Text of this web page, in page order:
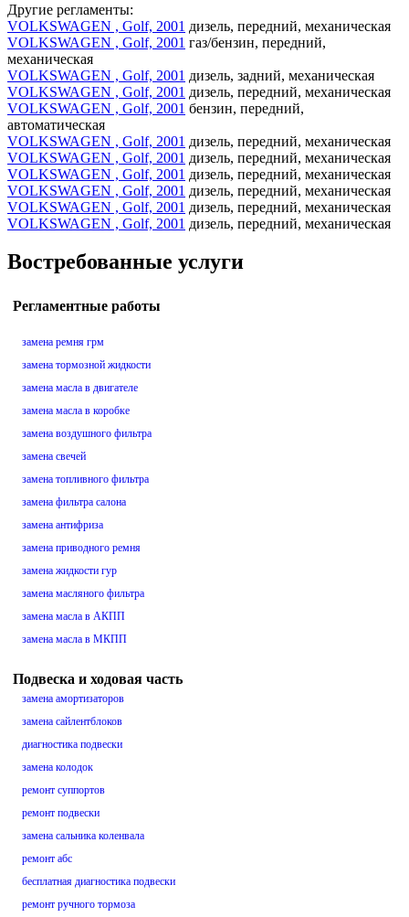
Другие регламенты:
VOLKSWAGEN , Golf, 2001 дизель, передний, механическая
VOLKSWAGEN , Golf, 2001 газ/бензин, передний,
механическая
VOLKSWAGEN , Golf, 2001 дизель, задний, механическая
VOLKSWAGEN , Golf, 2001 дизель, передний, механическая
VOLKSWAGEN , Golf, 2001 бензин, передний,
автоматическая
VOLKSWAGEN , Golf, 2001 дизель, передний, механическая
VOLKSWAGEN , Golf, 2001 дизель, передний, механическая
VOLKSWAGEN , Golf, 2001 дизель, передний, механическая
VOLKSWAGEN , Golf, 2001 дизель, передний, механическая
VOLKSWAGEN , Golf, 2001 дизель, передний, механическая
VOLKSWAGEN , Golf, 2001 дизель, передний, механическая
Востребованные услуги
Регламентные работы
замена ремня грм
замена тормозной жидкости
замена масла в двигателе
замена масла в коробке
замена воздушного фильтра
замена свечей
замена топливного фильтра
замена фильтра салона
замена антифриза
замена приводного ремня
замена жидкости гур
замена масляного фильтра
замена масла в АКПП
замена масла в МКПП
Подвеска и ходовая часть
замена амортизаторов
замена сайлентблоков
диагностика подвески
замена колодок
ремонт суппортов
ремонт подвески
замена сальника коленвала
ремонт абс
бесплатная диагностика подвески
ремонт ручного тормоза